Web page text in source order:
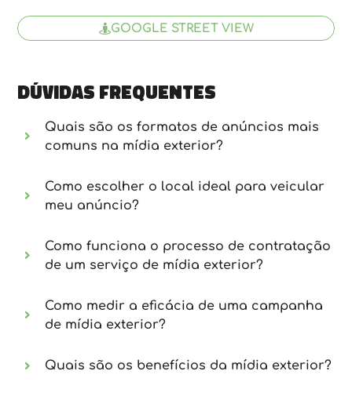
GOOGLE STREET VIEW
Dúvidas frequentes
Quais são os formatos de anúncios mais
comuns na mídia exterior?
Como escolher o local ideal para veicular
meu anúncio?
Como funciona o processo de contratação
de um serviço de mídia exterior?
Como medir a eficácia de uma campanha
de mídia exterior?
Quais são os benefícios da mídia exterior?